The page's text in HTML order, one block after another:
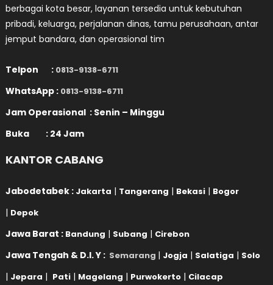
berbagai kota besar, layanan tersedia untuk kebutuhan
pribadi, keluarga, perjalanan dinas, tamu perusahaan, antar
jemput bandara, dan operasional tim
Telpon : 0813-9138-6711
WhatsApp : 0813-9138-6711
Jam Operasional : Senin – Minggu
Buka : 24 Jam
KANTOR CABANG
Jabodetabek : Jakarta | Tangerang | Bekasi | Bogor
| Depok
Jawa Barat : Bandung | Subang | Cirebon
Jawa Tengah & D.I. Y : Semarang | Jogja | Salatiga | Solo
| Jepara | Pati | Magelang | Purwokerto | Cilacap